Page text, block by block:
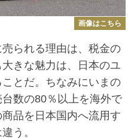
画像はこちら
られる理由は、税金の
きな魅力は、日本のユ
とだ。ちなみにいまの
数の80％以上を海外で
品を日本国内へ流用す
う。